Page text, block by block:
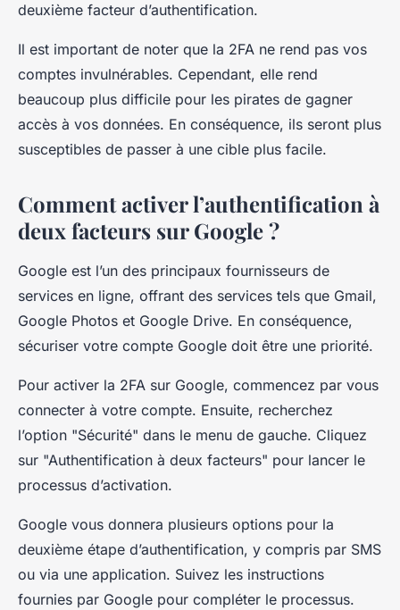
deuxième facteur d’authentification.
Il est important de noter que la 2FA ne rend pas vos
comptes invulnérables. Cependant, elle rend
beaucoup plus difficile pour les pirates de gagner
accès à vos données. En conséquence, ils seront plus
susceptibles de passer à une cible plus facile.
Comment activer l’authentification à
deux facteurs sur Google ?
Google est l’un des principaux fournisseurs de
services en ligne, offrant des services tels que Gmail,
Google Photos et Google Drive. En conséquence,
sécuriser votre compte Google doit être une priorité.
Pour activer la 2FA sur Google, commencez par vous
connecter à votre compte. Ensuite, recherchez
l’option "Sécurité" dans le menu de gauche. Cliquez
sur "Authentification à deux facteurs" pour lancer le
processus d’activation.
Google vous donnera plusieurs options pour la
deuxième étape d’authentification, y compris par SMS
ou via une application. Suivez les instructions
fournies par Google pour compléter le processus.